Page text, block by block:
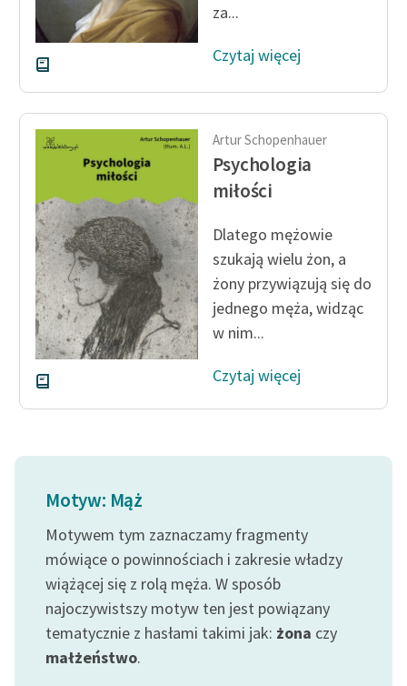
za...
Czytaj więcej
Artur Schopenhauer
Psychologia
miłości
Dlatego mężowie
szukają wielu żon, a
żony przywiązują się do
jednego męża, widząc
w nim...
Czytaj więcej
Motyw: Mąż
Motywem tym zaznaczamy fragmenty
mówiące o powinnościach i zakresie władzy
wiążącej się z rolą męża. W sposób
najoczywistszy motyw ten jest powiązany
tematycznie z hasłami takimi jak: żona czy
małżeństwo.